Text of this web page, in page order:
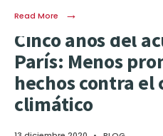
Read More →
Cinco años del
París: Menos
hechos contra el
climático